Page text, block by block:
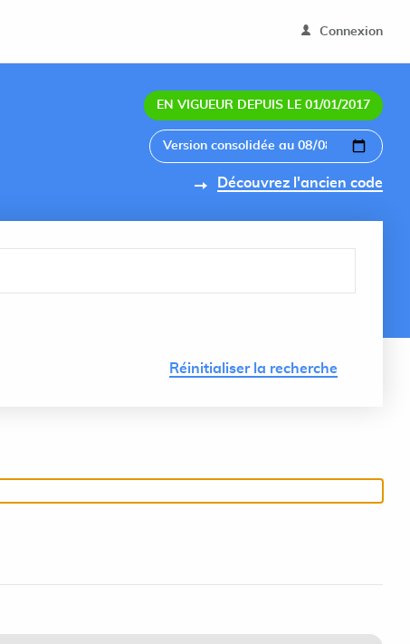
Connexion
EN VIGUEUR DEPUIS LE 01/01/2017
Découvrez l'ancien code
Réinitialiser la recherche